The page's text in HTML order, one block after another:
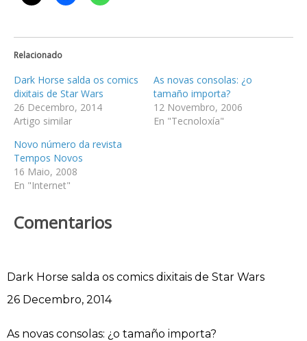
Relacionado
Dark Horse salda os comics
dixitais de Star Wars
26 Decembro, 2014
Artigo similar
As novas consolas: ¿o
tamaño importa?
12 Novembro, 2006
En "Tecnoloxía"
Novo número da revista
Tempos Novos
16 Maio, 2008
En "Internet"
Comentarios
Dark Horse salda os comics dixitais de Star Wars
Data
26 Decembro, 2014
As novas consolas: ¿o tamaño importa?